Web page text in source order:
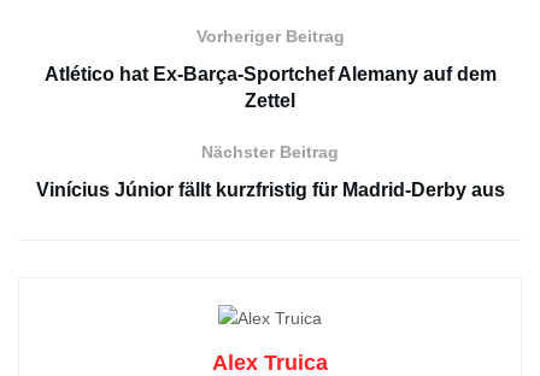
Vorheriger Beitrag
Atlético hat Ex-Barça-Sportchef Alemany auf dem
Zettel
Nächster Beitrag
Vinícius Júnior fällt kurzfristig für Madrid-Derby aus
Alex Truica